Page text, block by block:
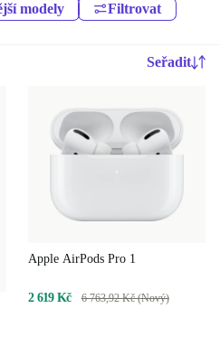
modely Filtrovat
Seřadit
Apple AirPods Pro 1
2 619 Kč 6 763,92 Kč (Nový)